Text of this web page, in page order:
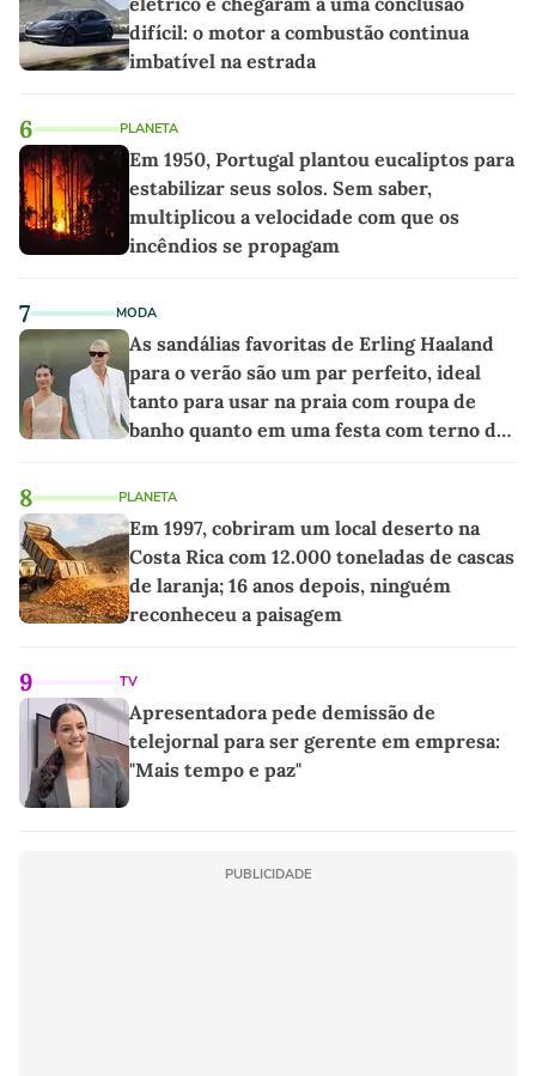
difícil: o motor a combustão continua
imbatível na estrada
6 PLANETA
Em 1950, Portugal plantou eucaliptos para
estabilizar seus solos. Sem saber,
multiplicou a velocidade com que os
incêndios se propagam
7 MODA
As sandálias favoritas de Erling Haaland
para o verão são um par perfeito, ideal
tanto para usar na praia com roupa de
banho quanto em uma festa com terno de
8 PLANETA
Em 1997, cobriram um local deserto na
Costa Rica com 12.000 toneladas de cascas
de laranja; 16 anos depois, ninguém
reconheceu a paisagem
9 TV
Apresentadora pede demissão de
telejornal para ser gerente em empresa:
"Mais tempo e paz"
PUBLICIDADE